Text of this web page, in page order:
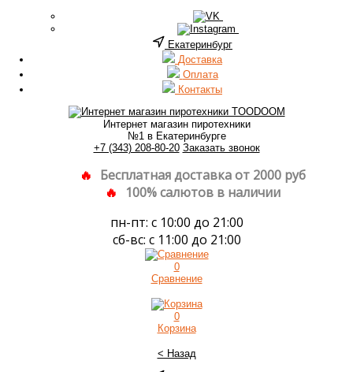
Екатеринбург
Доставка
Оплата
Контакты
Интернет магазин пиротехники
№1 в Екатеринбурге
+7 (343) 208-80-20 Заказать звонок
Бесплатная доставка от 2000 руб
100% салютов в наличии
пн-пт: с 10:00 до 21:00
сб-вс: с 11:00 до 21:00
0
Сравнение
0
Корзина
< Назад